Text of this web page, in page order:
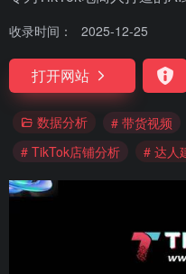
收录时间： 2025-12-25
打开网站
数据分析 # 带货视频
# TikTok店铺分析
# 达人